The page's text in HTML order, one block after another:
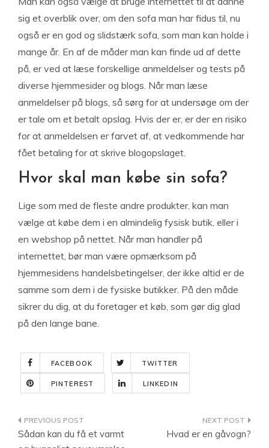
sig et overblik over, om den sofa man har fidus til, nu
også er en god og slidstærk sofa, som man kan holde i
mange år. En af de måder man kan finde ud af dette
på, er ved at læse forskellige anmeldelser og tests på
diverse hjemmesider og blogs. Når man læse
anmeldelser på blogs, så sørg for at undersøge om der
er tale om et betalt opslag. Hvis der er, er der en risiko
for at anmeldelsen er farvet af, at vedkommende har
fået betaling for at skrive blogopslaget.
Hvor skal man købe sin sofa?
Lige som med de fleste andre produkter, kan man
vælge at købe dem i en almindelig fysisk butik, eller i
en webshop på nettet. Når man handler på
internettet, bør man være opmærksom på
hjemmesidens handelsbetingelser, der ikke altid er de
samme som dem i de fysiske butikker. På den måde
sikrer du dig, at du foretager et køb, som gør dig glad
på den lange bane.
FACEBOOK TWITTER
PINTEREST LINKEDIN
Indlægsnavigation
Sådan kan du få et varmt
Hvad er en gåvogn?